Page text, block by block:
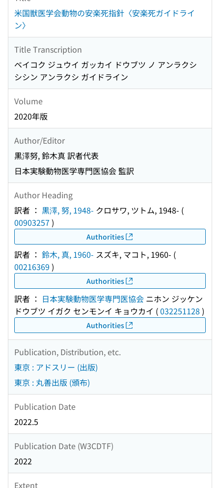
米国獣医学会動物の安楽死指針〈安楽死ガイドライ
ン〉
Title Transcription
ベイコク ジュウイ ガッカイ ドウブツ ノ アンラクシ
シシン アンラクシ ガイドライン
Volume
2020年版
Author/Editor
黒澤努, 鈴木真 訳者代表
日本実験動物医学専門医協会 監訳
Author Heading
訳者 ： 黒澤, 努, 1948- クロサワ, ツトム, 1948- (
00903257 )
Authorities
訳者 ： 鈴木, 真, 1960- スズキ, マコト, 1960- (
00216369 )
Authorities
訳者 ： 日本実験動物医学専門医協会 ニホン ジッケン
ドウブツ イガク センモンイ キョウカイ (032251128 )
Authorities
Publication, Distribution, etc.
東京 : アドスリー (出版)
東京 : 丸善出版 (頒布)
Publication Date
2022.5
Publication Date (W3CDTF)
2022
Extent